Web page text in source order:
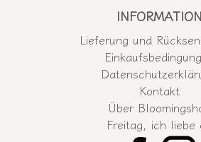
INFORMATION
Lieferung und
Kontakt
Über
Freitag, ich liebe